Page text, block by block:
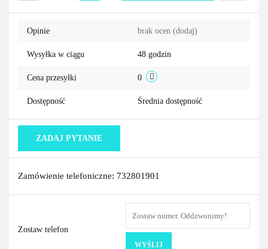
Do
Opinie brak ocen (dodaj)
Wysyłka w ciągu 48 godzin
Cena przesyłki 0
Dostępność Średnia dostępność
ZADAJ PYTANIE
Zamówienie telefoniczne: 732801901
Zostaw telefon
WYŚLIJ